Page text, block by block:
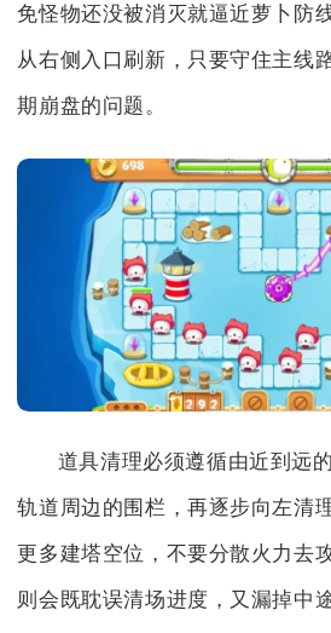
免怪物还没被消灭就逼近萝卜防
从右侧入口刷新，只要守住主线
期崩盘的问题。
道具清理必须遵循由近到远
轨道周边的围栏，再逐步向左清
更多建塔空位，不要分散火力去
则会既耽误清场进度，又漏掉中